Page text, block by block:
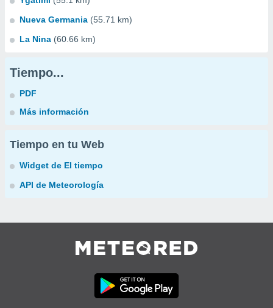
Nueva Germania (55.71 km)
La Nina (60.66 km)
Tiempo...
PDF
Más información
Tiempo en tu Web
Widget de El tiempo
API de Meteorología